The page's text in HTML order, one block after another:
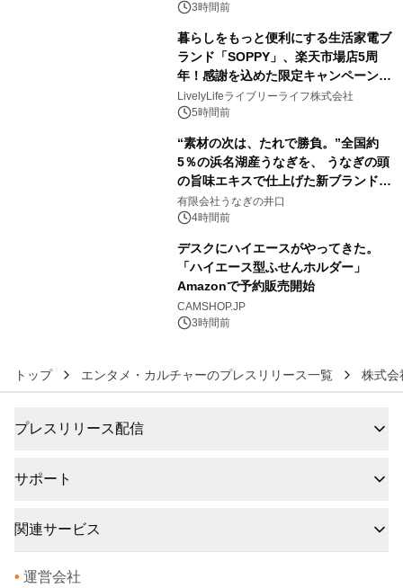
素泊りプラン
3時間前
暮らしをもっと便利にする生活家電ブ
ランド「SOPPY」、楽天市場店5周
年！感謝を込めた限定キャンペーンを
8月10日より開催
LivelyLifeライブリーライフ株式会社
5時間前
“素材の次は、たれで勝負。”全国約
5％の浜名湖産うなぎを、 うなぎの頭
の旨味エキスで仕上げた新ブランド
「井口の誉」誕生
有限会社うなぎの井口
4時間前
デスクにハイエースがやってきた。
「ハイエース型ふせんホルダー」
Amazonで予約販売開始
CAMSHOP.JP
3時間前
トップ エンタメ・カルチャーのプレスリリース一覧 株式会
プレスリリース配信
サポート
関連サービス
• 運営会社